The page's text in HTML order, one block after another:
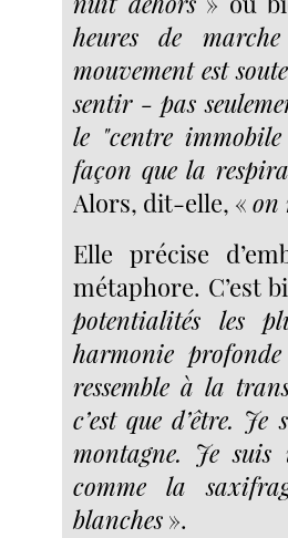
heures de
mouvement est
sentir - pas
le "centre immobile
façon que la
Alors, dit-elle, «on
Elle précise
métaphore. C’est
potentialités les
harmonie
ressemble à la
c’est que d’être.
montagne. Je
comme la
blanches ».